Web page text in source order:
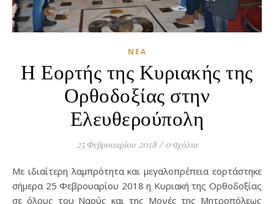
ΝΈΑ
Η Εορτής της Κυριακής της
Ορθοδοξίας στην
Ελευθερούπολη
25 Φεβρουαρίου 2018 / 0 σχόλια
Με ιδιαίτερη λαμπρότητα και μεγαλοπρέπεια εορτάστηκε
σήμερα 25 Φεβρουαρίου 2018 η Κυριακή της Ορθοδοξίας
σε όλους του Ναούς και της Μονές της Μητροπόλεως